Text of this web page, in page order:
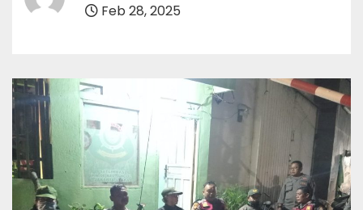
Feb 28, 2025